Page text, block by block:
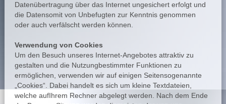
Datenübertragung über das Internet ungesichert erfolgt und
die Datensomit von Unbefugten zur Kenntnis genommen
oder auch verfälscht werden können.
Verwendung von Cookies
Um den Besuch unseres Internet-Angebotes attraktiv zu
gestalten und die Nutzungbestimmter Funktionen zu
ermöglichen, verwenden wir auf einigen Seitensogenannte
„Cookies“. Dabei handelt es sich um kleine Textdateien,
welche aufIhrem Rechner abgelegt werden. Nach dem Ende